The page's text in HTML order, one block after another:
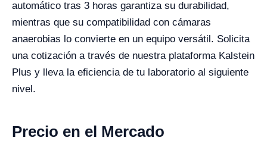
automático tras 3 horas garantiza su durabilidad,
mientras que su compatibilidad con cámaras
anaerobias lo convierte en un equipo versátil. Solicita
una cotización a través de nuestra plataforma Kalstein
Plus y lleva la eficiencia de tu laboratorio al siguiente
nivel.
Precio en el Mercado